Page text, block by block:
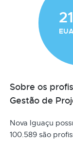
EUA
Sobre os
Gestão de
Nova Iguaçu
100.589 são